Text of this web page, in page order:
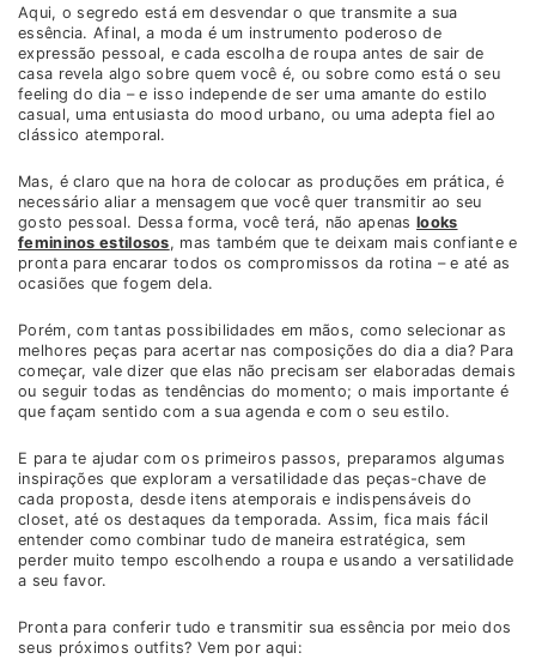
Aqui, o segredo está em desvendar o que transmite a sua
essência. Afinal, a moda é um instrumento poderoso de
expressão pessoal, e cada escolha de roupa antes de sair de
casa revela algo sobre quem você é, ou sobre como está o seu
feeling do dia – e isso independe de ser uma amante do estilo
casual, uma entusiasta do mood urbano, ou uma adepta fiel ao
clássico atemporal.
Mas, é claro que na hora de colocar as produções em prática, é
necessário aliar a mensagem que você quer transmitir ao seu
gosto pessoal. Dessa forma, você terá, não apenas looks
femininos estilosos, mas também que te deixam mais confiante e
pronta para encarar todos os compromissos da rotina – e até as
ocasiões que fogem dela.
Porém, com tantas possibilidades em mãos, como selecionar as
melhores peças para acertar nas composições do dia a dia? Para
começar, vale dizer que elas não precisam ser elaboradas demais
ou seguir todas as tendências do momento; o mais importante é
que façam sentido com a sua agenda e com o seu estilo.
E para te ajudar com os primeiros passos, preparamos algumas
inspirações que exploram a versatilidade das peças-chave de
cada proposta, desde itens atemporais e indispensáveis do
closet, até os destaques da temporada. Assim, fica mais fácil
entender como combinar tudo de maneira estratégica, sem
perder muito tempo escolhendo a roupa e usando a versatilidade
a seu favor.
Pronta para conferir tudo e transmitir sua essência por meio dos
seus próximos outfits? Vem por aqui: